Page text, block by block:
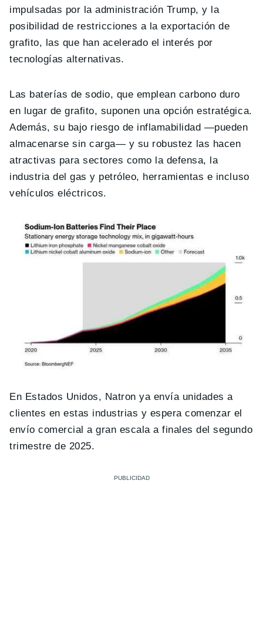
impulsadas por la administración Trump, y la
posibilidad de restricciones a la exportación de
grafito, las que han acelerado el interés por
tecnologías alternativas.
Las baterías de sodio, que emplean carbono duro
en lugar de grafito, suponen una opción estratégica.
Además, su bajo riesgo de inflamabilidad —pueden
almacenarse sin carga— y su robustez las hacen
atractivas para sectores como la defensa, la
industria del gas y petróleo, herramientas e incluso
vehículos eléctricos.
En Estados Unidos, Natron ya envía unidades a
clientes en estas industrias y espera comenzar el
envío comercial a gran escala a finales del segundo
trimestre de 2025.